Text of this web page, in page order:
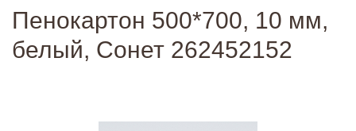
Пенокартон 500*700, 10 мм,
белый, Сонет 262452152